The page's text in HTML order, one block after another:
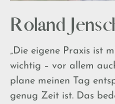
Roland
„Die eigene Praxis ist
wichtig – vor allem
plane meinen Tag
genug Zeit ist. Das